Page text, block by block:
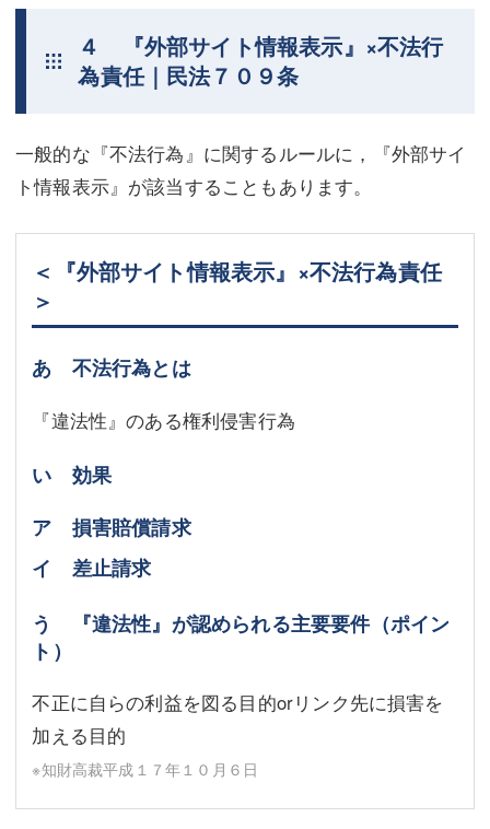
４ 『外部サイト情報表示』×不法行
為責任｜民法７０９条
一般的な『不法行為』に関するルールに，『外部サイ
ト情報表示』が該当することもあります。
＜『外部サイト情報表示』×不法行為責任
＞
あ 不法行為とは
『違法性』のある権利侵害行為
い 効果
ア 損害賠償請求
イ 差止請求
う 『違法性』が認められる主要要件（ポイン
ト）
不正に自らの利益を図る目的orリンク先に損害を
加える目的
※知財高裁平成１７年１０月６日